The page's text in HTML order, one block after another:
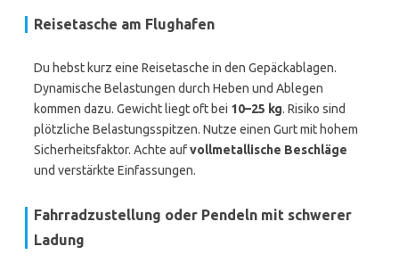
Reisetasche am Flughafen
Du hebst kurz eine Reisetasche in den Gepäckablagen.
Dynamische Belastungen durch Heben und Ablegen
kommen dazu. Gewicht liegt oft bei 10–25 kg. Risiko sind
plötzliche Belastungsspitzen. Nutze einen Gurt mit hohem
Sicherheitsfaktor. Achte aufvollmetallische Beschläge
und verstärkte Einfassungen.
Fahrradzustellung oder Pendeln mit schwerer
Ladung